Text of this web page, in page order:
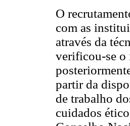
O
com as
através da
verificou-se o
partir da
de trabalho
cuidados